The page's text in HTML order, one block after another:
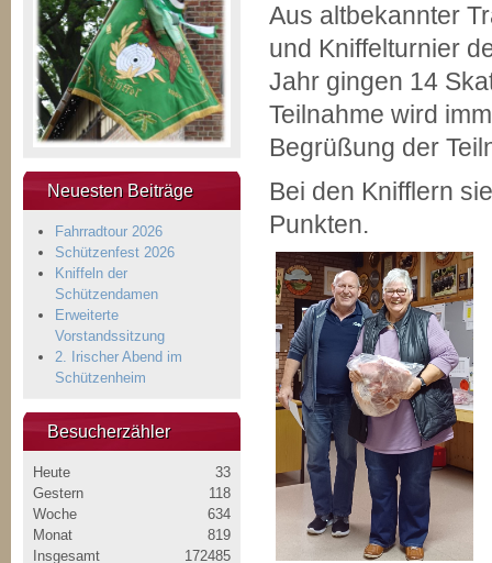
Aus altbekannter
und Kniffelturnier
Jahr gingen 14
Teilnahme wird
Begrüßung der
Bei den Knifflern
Punkten.
Neuesten Beiträge
Fahrradtour 2026
Schützenfest 2026
Kniffeln der
Schützendamen
Erweiterte
Vorstandssitzung
2. Irischer Abend im
Schützenheim
Besucherzähler
Heute
33
Gestern
118
Woche
634
Monat
819
Insgesamt
172485